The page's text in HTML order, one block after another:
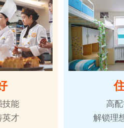
技能
英才
高
解锁理